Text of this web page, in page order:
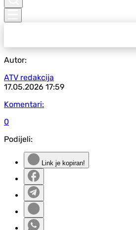
Autor:
ATV redakcija
17.05.2026 17:59
Komentari:
0
Podijeli:
Link je kopiran!